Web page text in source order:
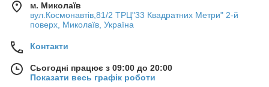
м. Миколаїв
вул.Космонавтів,81/2 ТРЦ"33 Квадратних Метри" 2-й
поверх, Миколаїв, Україна
Контакти
Сьогодні працює з 09:00 до 20:00
Показати весь графік роботи